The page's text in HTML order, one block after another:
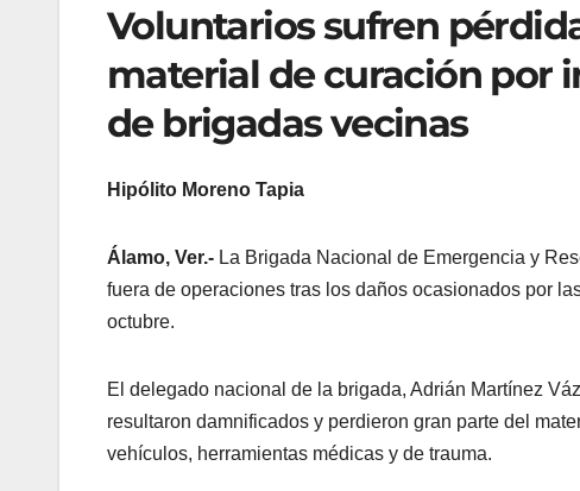
Voluntarios sufren
material de curación por
de brigadas vecinas
Hipólito Moreno Tapia
Álamo, Ver.- La Brigada Nacional de Emergencia y
fuera de operaciones tras los daños ocasionados por
octubre.
El delegado nacional de la brigada, Adrián Martínez
resultaron damnificados y perdieron gran parte del
vehículos, herramientas médicas y de trauma.